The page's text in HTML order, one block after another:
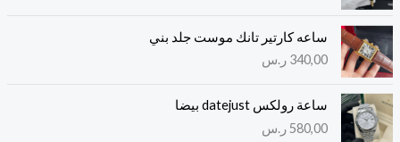
ساعه كارتير تانك موست جلد بني
340,00 ر.س
ساعة رولكس datejust بيضا
580,00ر.س